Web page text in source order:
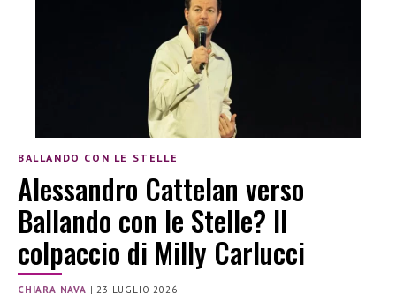
BALLANDO CON LE STELLE
Alessandro Cattelan verso
Ballando con le Stelle? Il
colpaccio di Milly Carlucci
CHIARA NAVA |23 LUGLIO 2026